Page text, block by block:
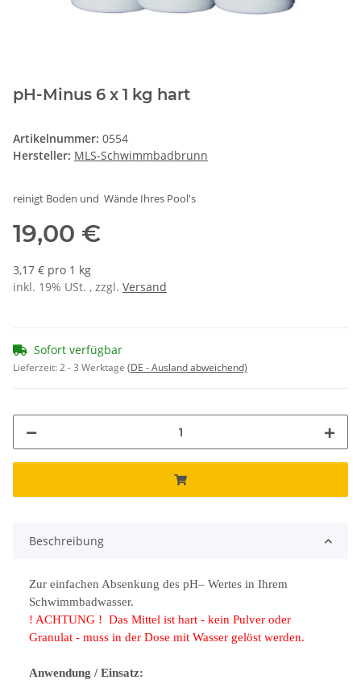
pH-Minus 6 x 1 kg hart
Artikelnummer: 0554
Hersteller: MLS-Schwimmbadbrunn
reinigt Boden und Wände Ihres Pool's
19,00 €
3,17 € pro 1 kg
inkl. 19% USt. , zzgl. Versand
Sofort verfügbar
Lieferzeit:2 - 3 Werktage (DE - Ausland abweichend)
Beschreibung
Zur einfachen Absenkung des pH– Wertes in Ihrem
Schwimmbadwasser.
! ACHTUNG ! Das Mittel ist hart - kein Pulver oder
Granulat - muss in der Dose mit Wasser gelöst werden.
Anwendung / Einsatz: